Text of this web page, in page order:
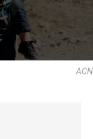
ACN